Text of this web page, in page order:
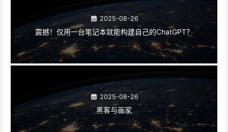
2025-08-26
震撼！仅用一台笔记本就能构建自己的ChatGPT？
2025-08-26
黑客与画家